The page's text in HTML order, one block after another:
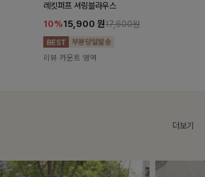
레킷퍼프 셔링블라우스
10%15,900 원17,600원
리뷰 카운트 영역
더보기